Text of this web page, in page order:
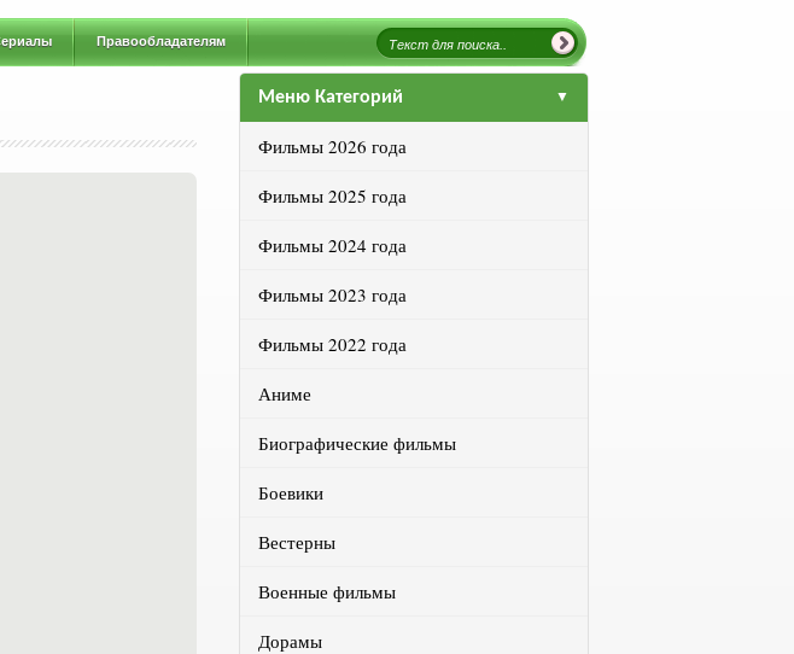
Правообладателям
Меню Категорий
Фильмы 2026 года
Фильмы 2025 года
Фильмы 2024 года
Фильмы 2023 года
Фильмы 2022 года
Аниме
Биографические фильмы
Боевики
Вестерны
Военные фильмы
Дорамы